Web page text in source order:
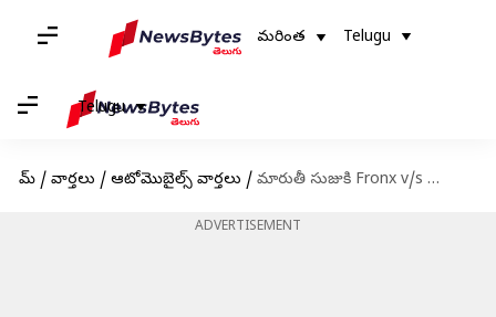
మరింత Telugu
Telugu
హోమ్ / వార్తలు / ఆటోమొబైల్స్ వార్తలు / మారుతీ సుజుకి Fronx v/s హ్యుందాయ్ VENUE, ఏది మంచిది
ADVERTISEMENT